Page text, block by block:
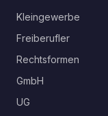
Kleingewerbe
Freiberufler
Rechtsformen
GmbH
UG